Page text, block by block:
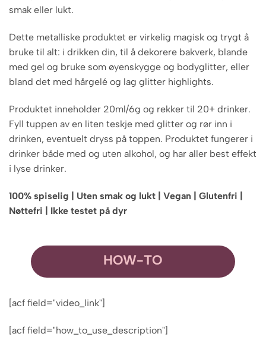
smak eller lukt.
Dette metalliske produktet er virkelig magisk og trygt å
bruke til alt: i drikken din, til å dekorere bakverk, blande
med gel og bruke som øyenskygge og bodyglitter, eller
bland det med hårgelé og lag glitter highlights.
Produktet inneholder 20ml/6g og rekker til 20+ drinker.
Fyll tuppen av en liten teskje med glitter og rør inn i
drinken, eventuelt dryss på toppen. Produktet fungerer i
drinker både med og uten alkohol, og har aller best effekt
i lyse drinker.
100% spiselig | Uten smak og lukt | Vegan | Glutenfri |
Nøttefri | Ikke testet på dyr
HOW-TO
[acf field="video_link"]
[acf field="how_to_use_description"]